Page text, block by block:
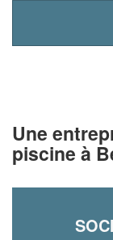
Une
piscine à